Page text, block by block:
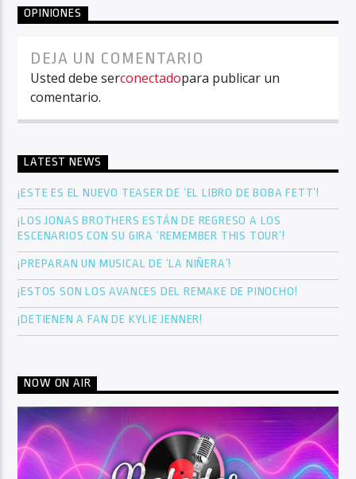
OPINIONES
DEJA UN COMENTARIO
Usted debe serconectadopara publicar un
comentario.
LATEST NEWS
¡ESTE ES EL NUEVO TEASER DE ‘EL LIBRO DE BOBA FETT’!
¡LOS JONAS BROTHERS ESTÁN DE REGRESO A LOS
ESCENARIOS CON SU GIRA ‘REMEMBER THIS TOUR’!
¡PREPARAN UN MUSICAL DE ‘LA NIÑERA’!
¡ESTOS SON LOS AVANCES DEL REMAKE DE PINOCHO!
¡DETIENEN A FAN DE KYLIE JENNER!
NOW ON AIR